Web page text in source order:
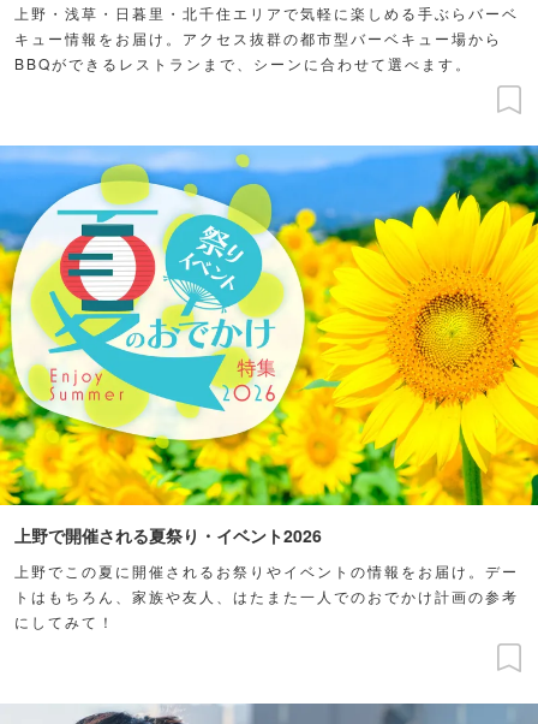
上野・浅草・日暮里・北千住エリアで気軽に楽しめる手ぶらバーベ
キュー情報をお届け。アクセス抜群の都市型バーベキュー場から
BBQができるレストランまで、シーンに合わせて選べます。
上野で開催される夏祭り・イベント2026
上野でこの夏に開催されるお祭りやイベントの情報をお届け。デー
トはもちろん、家族や友人、はたまた一人でのおでかけ計画の参考
にしてみて！